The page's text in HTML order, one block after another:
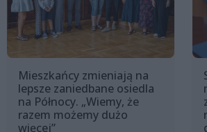
Mieszkańcy zmieniają na
lepsze zaniedbane osiedla
na Północy. „Wiemy, że
razem możemy dużo
więcej”